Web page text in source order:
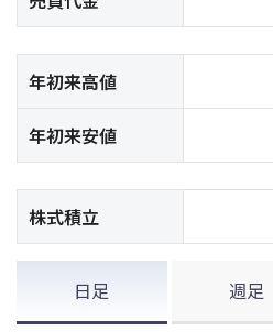
年初来高値
年初来安値
株式積立
日足 週足